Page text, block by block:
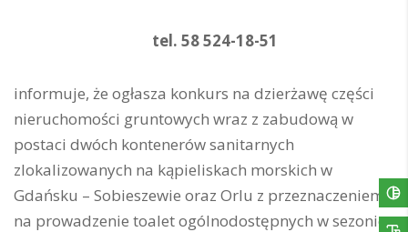
tel. 58 524-18-51
informuje, że ogłasza konkurs na dzierżawę części
nieruchomości gruntowych wraz z zabudową w
postaci dwóch kontenerów sanitarnych
zlokalizowanych na kąpieliskach morskich w
Gdańsku – Sobieszewie oraz Orlu z przeznaczeniem
na prowadzenie toalet ogólnodostępnych w sezonie